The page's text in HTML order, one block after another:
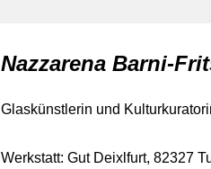
Nazzarena Barni-
Glaskünstlerin und
Werkstatt: Gut Deixlfurt, 82327